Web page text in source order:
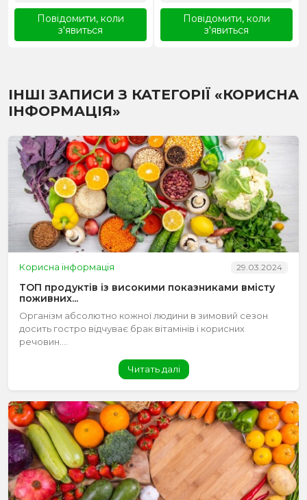
Повідомити, коли
з'явиться
Повідомити, коли
з'явиться
ІНШІ ЗАПИСИ З КАТЕГОРІЇ «КОРИСНА
ІНФОРМАЦІЯ»
Корисна інформація 29.03.2024
ТОП продуктів із високими показниками вмісту
поживних...
Організм абсолютно кожної людини в зимовий сезон
досить гостро відчуває брак вітамінів і корисних
речовин....
Читать далі